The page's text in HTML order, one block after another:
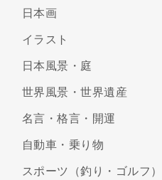
日本画
イラスト
日本風景・庭
世界風景・世界遺産
名言・格言・開運
自動車・乗り物
スポーツ（釣り・ゴルフ）